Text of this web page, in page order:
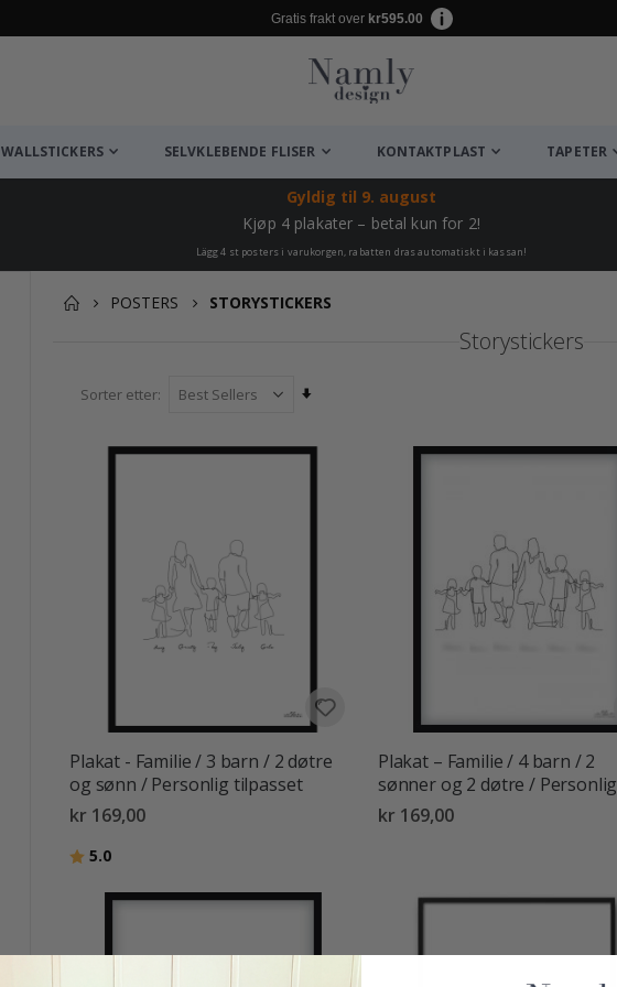
Gratis frakt over kr595.00
WALLSTICKERS SELVKLEBENDE FLISER KONTAKTPLAST TAPETER
Gyldig til 9. august
Kjøp 4 plakater – betal kun for 2!
Lägg 4 st posters i varukorgen, rabatten dras automatiskt i kassan!
POSTERS STORYSTICKERS
Storystickers
Sorter etter
retning
Plakat - Familie / 3 barn / 2 døtre
og sønn / Personlig tilpasset
kr 169,00
Karakter:
5.0
Plakat – Familie / 4 barn / 2
sønner og 2 døtre / Personlig
kr 169,00